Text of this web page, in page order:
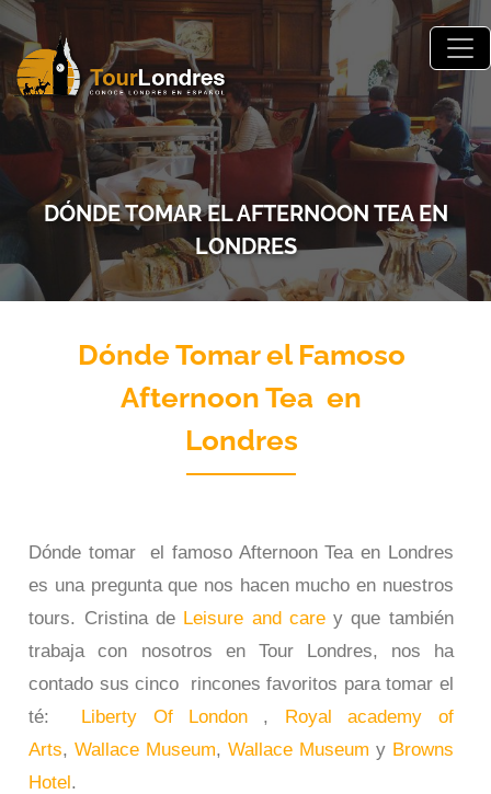
Skip to main content
DÓNDE TOMAR EL AFTERNOON TEA EN
LONDRES
Dónde Tomar el Famoso
Afternoon Tea en
Londres
Dónde tomar el famoso Afternoon Tea en Londres
es una pregunta que nos hacen mucho en nuestros
tours. Cristina de Leisure and carey que también
trabaja con nosotros en Tour Londres, nos ha
contado sus cinco rincones favoritos para tomar el
té: Liberty Of London , Royal academy of
Arts,Wallace Museum,Wallace Museum y Browns
Hotel.